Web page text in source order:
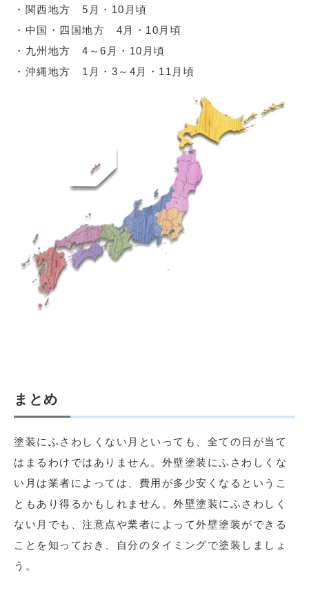
・関西地方 5月・10月頃
・中国・四国地方 4月・10月頃
・九州地方 4～6月・10月頃
・沖縄地方 1月・3～4月・11月頃
まとめ
塗装にふさわしくない月といっても、全ての日が当て
はまるわけではありません。外壁塗装にふさわしくな
い月は業者によっては、費用が多少安くなるというこ
ともあり得るかもしれません。外壁塗装にふさわしく
ない月でも、注意点や業者によって外壁塗装ができる
ことを知っておき、自分のタイミングで塗装しましょ
う。